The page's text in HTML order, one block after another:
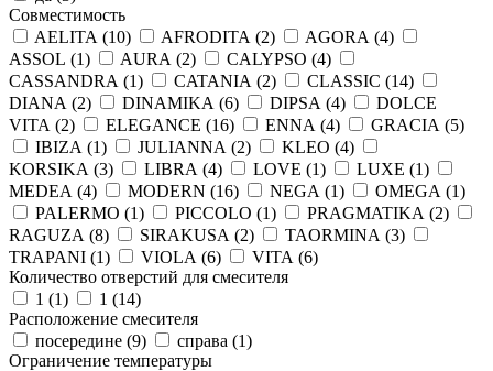
Совместимость
AELITA (10) AFRODITA (2) AGORA (4)
ASSOL (1) AURA (2) CALYPSO (4)
CASSANDRA (1) CATANIA (2) CLASSIC (14)
DIANA (2) DINAMIKA (6) DIPSA (4)
DOLCE
VITA (2) ELEGANCE (16) ENNA (4) GRACIA (5)
IBIZA (1) JULIANNA (2) KLEO (4)
KORSIKA (3) LIBRA (4) LOVE (1) LUXE (1)
MEDEA (4) MODERN (16) NEGA (1) OMEGA (1)
PALERMO (1) PICCOLO (1) PRAGMATIKA (2)
RAGUZA (8) SIRAKUSA (2) TAORMINA (3)
TRAPANI (1) VIOLA (6) VITA (6)
Количество отверстий для смесителя
1 (1) 1 (14)
Расположение смесителя
посередине (9) справа (1)
Ограничение температуры